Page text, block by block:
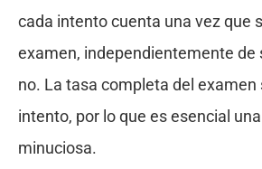
cada intento cuenta una vez que
examen, independientemente de
no. La tasa completa del examen
intento, por lo que es esencial
minuciosa.